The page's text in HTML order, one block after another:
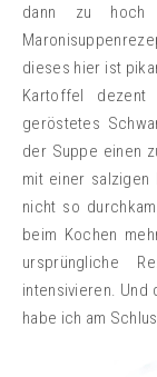
dann zu hoch
dieses hier ist
Kartoffel
geröstetes
der Suppe einen
mit einer salzigen
nicht so
beim Kochen
ursprüngliche
intensivieren. Und
habe ich am